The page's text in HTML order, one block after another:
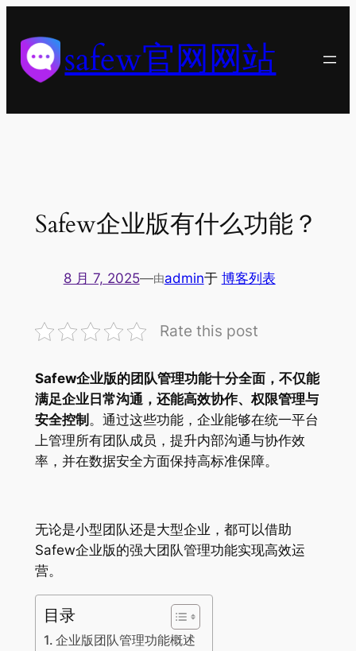
safew官网网站
Safew企业版有什么功能？
8 月 7, 2025—由admin于 博客列表
Rate this post
Safew企业版的团队管理功能十分全面，不仅能
满足企业日常沟通，还能高效协作、权限管理与
安全控制 。通过这些功能，企业能够在统一平台
上管理所有团队成员，提升内部沟通与协作效
率，并在数据安全方面保持高标准保障。
无论是小型团队还是大型企业，都可以借助
Safew企业版的强大团队管理功能实现高效运
营。
目录
企业版团队管理功能概述